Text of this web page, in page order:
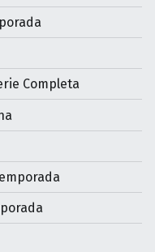
Completa